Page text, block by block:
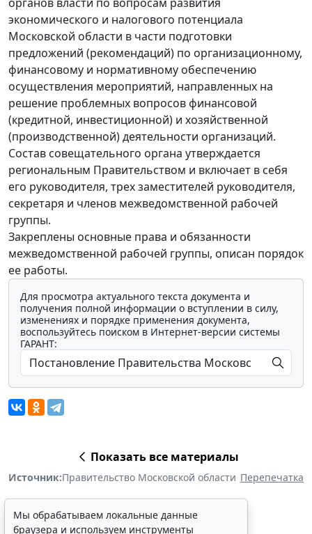
экономического и налогового потенциала
Московской области в части подготовки
предложений (рекомендаций) по организационному,
финансовому и нормативному обеспечению
осуществления мероприятий, направленных на
решение проблемных вопросов финансовой
(кредитной, инвестиционной) и хозяйственной
(производственной) деятельности организаций.
Состав совещательного органа утверждается
региональным Правительством и включает в себя
его руководителя, трех заместителей руководителя,
секретаря и членов межведомственной рабочей
группы.
Закреплены основные права и обязанности
межведомственной рабочей группы, описан порядок
ее работы.
Для просмотра актуального текста документа и
получения полной информации о вступлении в силу,
изменениях и порядке применения документа,
воспользуйтесь поиском в Интернет-версии системы
ГАРАНТ:
Показать все материалы
Источник:Правительство Московской области Перепечатка
Мы обрабатываем локальные данные
браузера и используем инструменты